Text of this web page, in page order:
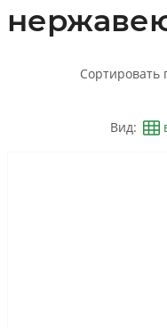
Сортировать
Вид: